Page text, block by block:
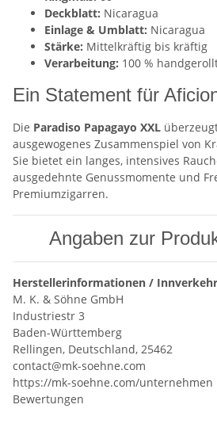
Deckblatt: Nicaragua
Einlage & Umblatt: Nicaragua
Stärke: Mittelkräftig bis kräftig
Verarbeitung: 100 %
Ein Statement für
Die Paradiso Papagayo XXL
ausgewogenes Zusammenspiel von
Sie bietet ein langes, intensives
ausgedehnte Genussmomente und
Premiumzigarren.
Angaben zur
Herstellerinformationen /
M. K. & Söhne GmbH
Industriestr 3
Baden-Württemberg
Rellingen, Deutschland, 25462
contact@mk-soehne.com
https://mk-soehne.com/unternehmen
Bewertungen